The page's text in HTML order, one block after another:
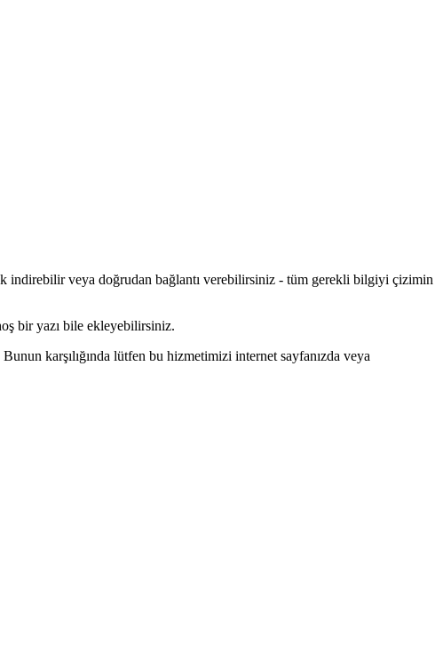
indirebilir veya doğrudan bağlantı verebilirsiniz - tüm gerekli bilgiyi çizimin
bir yazı bile ekleyebilirsiniz.
karşılığında lütfen bu hizmetimizi internet sayfanızda veya